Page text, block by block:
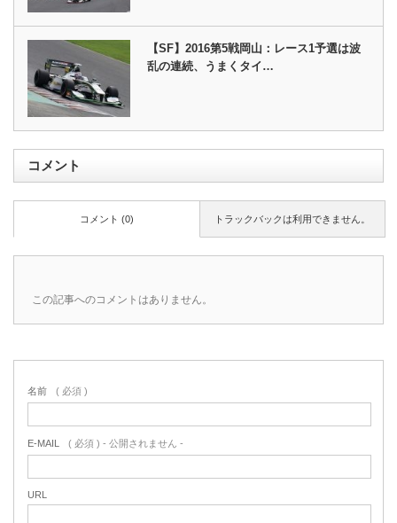
【SF】2016第5戦岡山：レース1予選は波
乱の連続、うまくタイ…
コメント
トラックバックは利用できません。
コメント (0)
この記事へのコメントはありません。
名前 ( 必須 )
E-MAIL ( 必須 ) - 公開されません -
URL